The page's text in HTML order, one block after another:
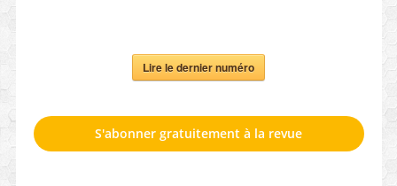
Lire le dernier numéro
S'abonner gratuitement à la revue